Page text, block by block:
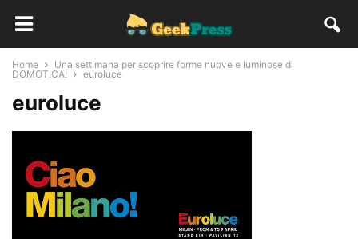
Home
Una settimana per scoprire forme nuove e luminose di
DOMOTICA!
euroluce
euroluce